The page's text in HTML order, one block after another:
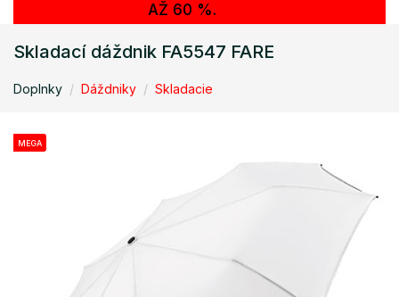
AŽ 60 %.
Skladací dáždnik FA5547 FARE
Doplnky Dáždniky Skladacie
MEGA